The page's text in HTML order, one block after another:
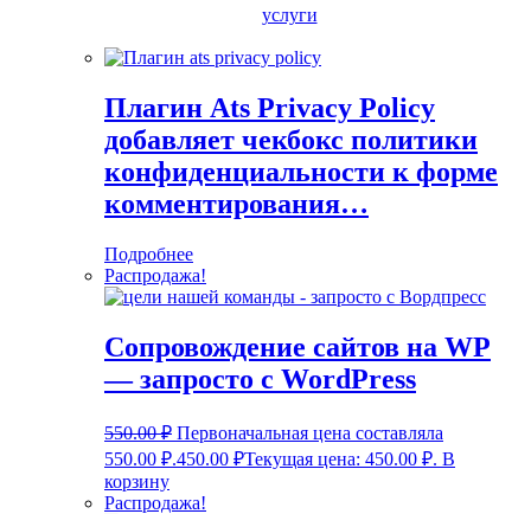
услуги
Плагин Ats Privacy Policy
добавляет чекбокс политики
конфиденциальности к форме
комментирования…
Подробнее
Распродажа!
Сопровождение сайтов на WP
— запросто с WordPress
550.00₽ Первоначальная цена составляла
550.00 ₽.450.00 ₽Текущая цена: 450.00 ₽. В
корзину
Распродажа!